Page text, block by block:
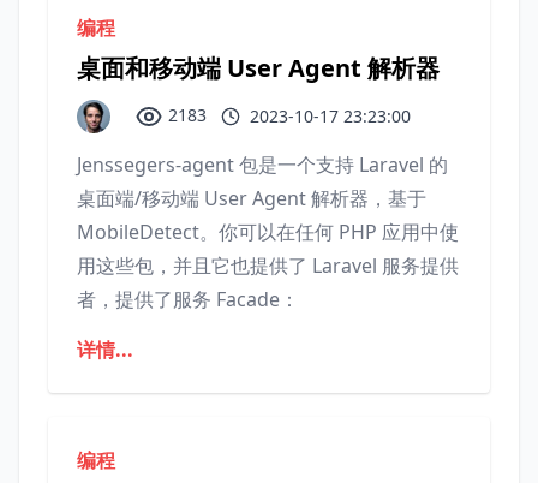
编程
桌面和移动端 User Agent 解析器
2183 2023-10-17 23:23:00
Jenssegers-agent 包是一个支持 Laravel 的
桌面端/移动端 User Agent 解析器，基于
MobileDetect。你可以在任何 PHP 应用中使
用这些包，并且它也提供了 Laravel 服务提供
者，提供了服务 Facade：
详情...
编程